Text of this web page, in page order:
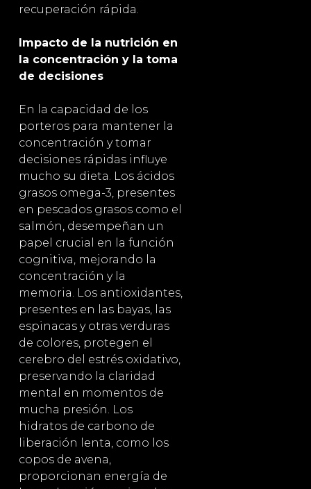
recuperación rápida.
Impacto de la nutrición en
la concentración y la toma
de decisiones
En la capacidad de los
porteros para mantener la
concentración y tomar
decisiones rápidas influye
mucho su dieta. Los ácidos
grasos omega-3, presentes
en pescados grasos como el
salmón, desempeñan un
papel crucial en la función
cognitiva, mejorando la
concentración y la
memoria. Los antioxidantes,
presentes en las bayas, las
espinacas y otras verduras
de colores, protegen el
cerebro del estrés oxidativo,
preservando la claridad
mental en momentos de
mucha presión. Los
hidratos de carbono de
liberación lenta, como los
copos de avena,
proporcionan energía de